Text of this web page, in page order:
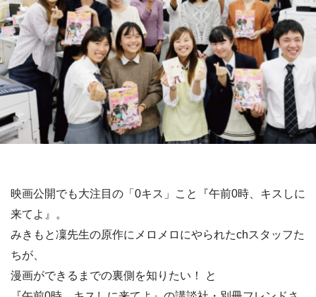
映画公開でも大注目の「0キス」こと『午前0時、キスしに
来てよ』。
みきもと凜先生の原作にメロメロにやられたchスタッフた
ちが、
漫画ができるまでの裏側を知りたい！ と